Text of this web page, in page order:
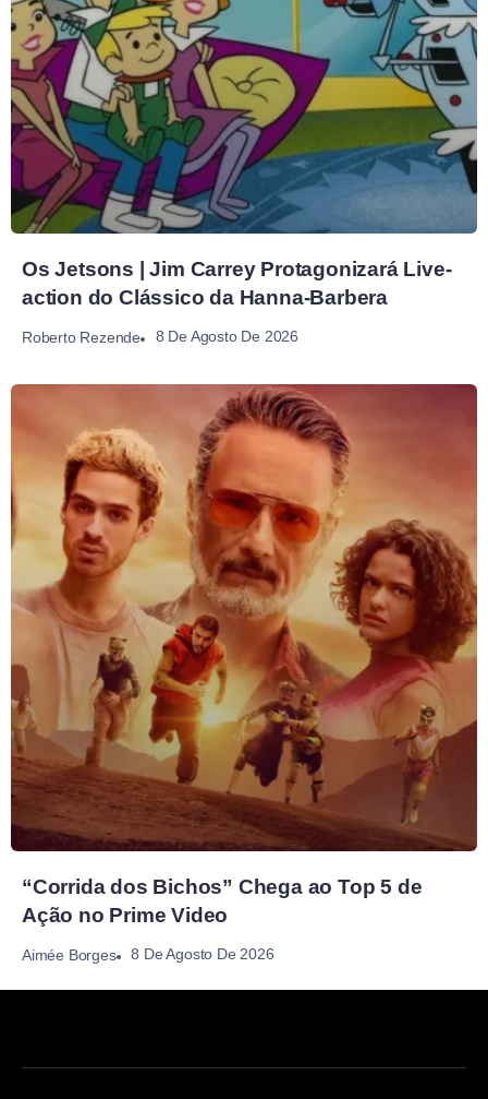
Os Jetsons | Jim Carrey Protagonizará Live-
action do Clássico da Hanna-Barbera
Roberto Rezende 8 De Agosto De 2026
“Corrida dos Bichos” Chega ao Top 5 de
Ação no Prime Video
Aimée Borges 8 De Agosto De 2026